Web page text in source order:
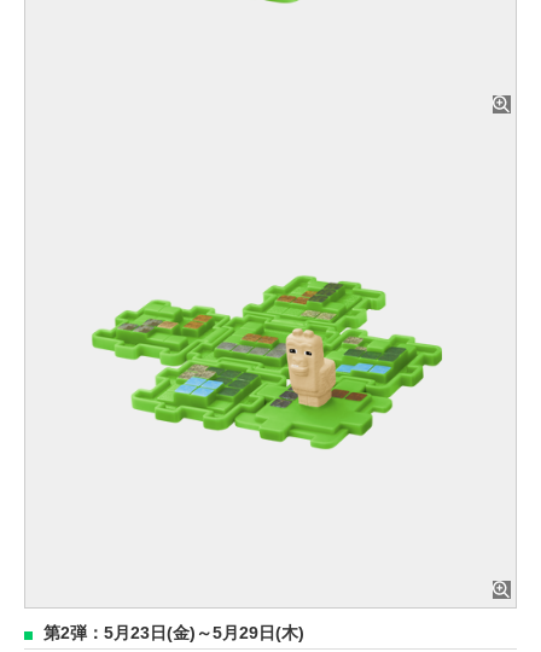
第2弾：5月23日(金)～5月29日(木)